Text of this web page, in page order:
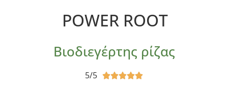
POWER ROOT
Βιοδιεγέρτης ρίζας
5/5 